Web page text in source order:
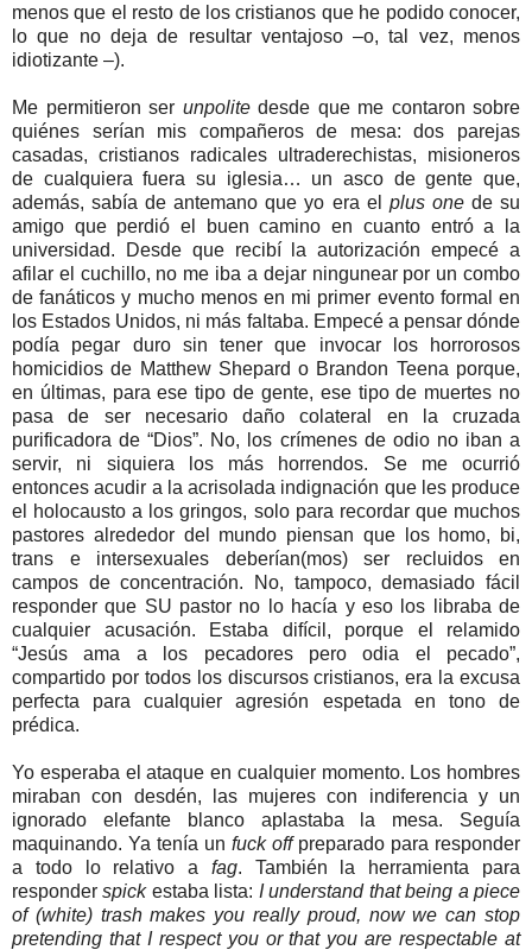
menos que el resto de los cristianos que he podido conocer,
lo que no deja de resultar ventajoso –o, tal vez, menos
idiotizante –).
Me permitieron ser unpolitedesde que me contaron sobre
quiénes serían mis compañeros de mesa: dos parejas
casadas, cristianos radicales ultraderechistas, misioneros
de cualquiera fuera su iglesia… un asco de gente que,
además, sabía de antemano que yo era el plus onede su
amigo que perdió el buen camino en cuanto entró a la
universidad. Desde que recibí la autorización empecé a
afilar el cuchillo, no me iba a dejar ningunear por un combo
de fanáticos y mucho menos en mi primer evento formal en
los Estados Unidos, ni más faltaba. Empecé a pensar dónde
podía pegar duro sin tener que invocar los horrorosos
homicidios de Matthew Shepard o Brandon Teena porque,
en últimas, para ese tipo de gente, ese tipo de muertes no
pasa de ser necesario daño colateral en la cruzada
purificadora de “Dios”. No, los crímenes de odio no iban a
servir, ni siquiera los más horrendos. Se me ocurrió
entonces acudir a la acrisolada indignación que les produce
el holocausto a los gringos, solo para recordar que muchos
pastores alrededor del mundo piensan que los homo, bi,
trans e intersexuales deberían(mos) ser recluidos en
campos de concentración. No, tampoco, demasiado fácil
responder que SU pastor no lo hacía y eso los libraba de
cualquier acusación. Estaba difícil, porque el relamido
“Jesús ama a los pecadores pero odia el pecado”,
compartido por todos los discursos cristianos, era la excusa
perfecta para cualquier agresión espetada en tono de
prédica.
Yo esperaba el ataque en cualquier momento. Los hombres
miraban con desdén, las mujeres con indiferencia y un
ignorado elefante blanco aplastaba la mesa. Seguía
maquinando. Ya tenía un fuck off preparado para responder
a todo lo relativo a fag. También la herramienta para
responderspickestaba lista: I understand that being a piece
of (white) trash makes you really proud, now we can stop
pretending that I respect you or that you are respectable at